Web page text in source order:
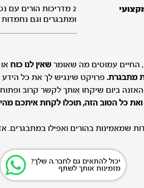
ומתבגרים וגם
מקצועי
החיים עמוסים מה שאומר שאין לנו כוח
מתבגרת. פרויקט שינגיש לך את כל הידע
האזנה ביום שיקחו אותך לקשר קרוב
ואת כל הטוב הזה, תוכלו לקחת איתכם
שמאמינות בהורים ואפילו במתבגרים.
יכול להתאים גם לחבר.ה שלך?
מזמינות אותך לשתף